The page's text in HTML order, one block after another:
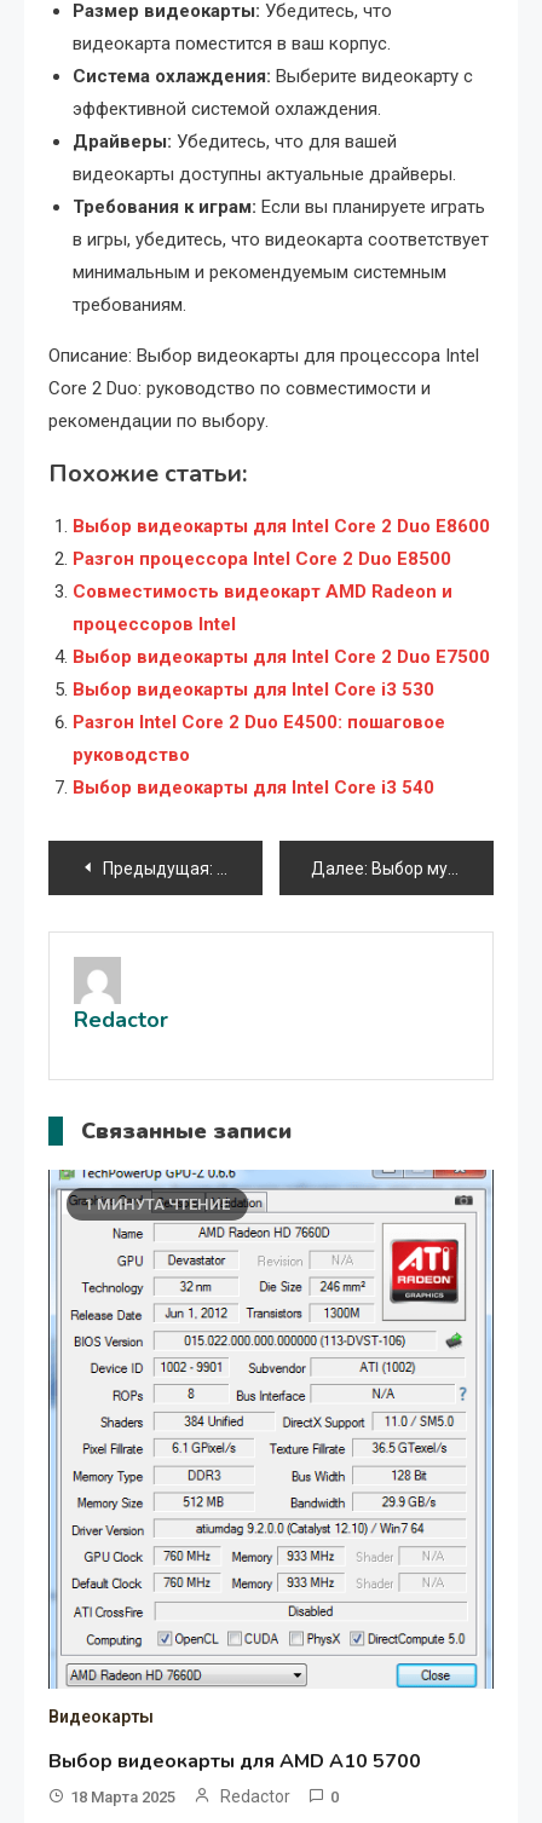
Размер видеокарты: Убедитесь, что
видеокарта поместится в ваш корпус.
Система охлаждения: Выберите видеокарту с
эффективной системой охлаждения.
Драйверы: Убедитесь, что для вашей
видеокарты доступны актуальные драйверы.
Требования к играм: Если вы планируете играть
в игры, убедитесь, что видеокарта соответствует
минимальным и рекомендуемым системным
требованиям.
Описание: Выбор видеокарты для процессора Intel
Core 2 Duo: руководство по совместимости и
рекомендации по выбору.
Похожие статьи:
Выбор видеокарты для Intel Core 2 Duo E8600
Разгон процессора Intel Core 2 Duo E8500
Совместимость видеокарт AMD Radeon и
процессоров Intel
Выбор видеокарты для Intel Core 2 Duo E7500
Выбор видеокарты для Intel Core i3 530
Разгон Intel Core 2 Duo E4500: пошаговое
руководство
Выбор видеокарты для Intel Core i3 540
Навигация
по
записям
Предыдущая: Запись звука и видео на Android:
Далее: Выбор музыкальных приложений и программ для смартфона
Redactor
Связанные записи
1 МИНУТА ЧТЕНИЕ
Видеокарты
Выбор видеокарты для AMD A10 5700
18 Марта 2025 Redactor 0